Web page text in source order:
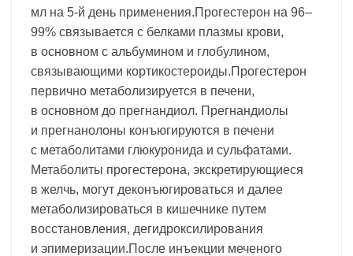
мл на 5-й день применения.Прогестерон на 96–
99% связывается с белками плазмы крови,
в основном с альбумином и глобулином,
связывающими кортикостероиды.Прогестерон
первично метаболизируется в печени,
в основном до прегнандиол. Прегнандиолы
и прегнанолоны конъюгируются в печени
с метаболитами глюкуронида и сульфатами.
Метаболиты прогестерона, экскретирующиеся
в желчь, могут деконъюгироваться и далее
метаболизироваться в кишечнике путем
восстановления, дегидроксилирования
и эпимеризации.После инъекции меченого